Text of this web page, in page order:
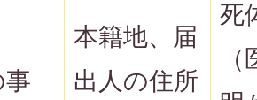
事
本籍地、届
出人の住所
死